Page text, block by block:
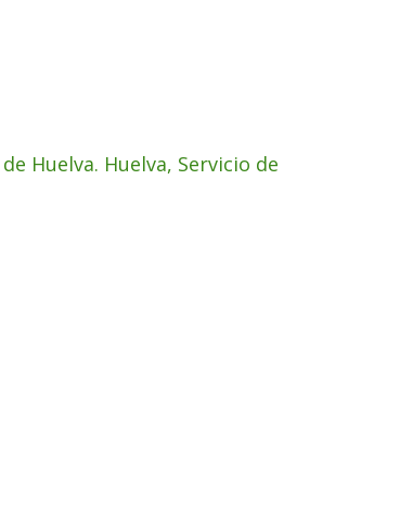
Huelva. Huelva, Servicio de